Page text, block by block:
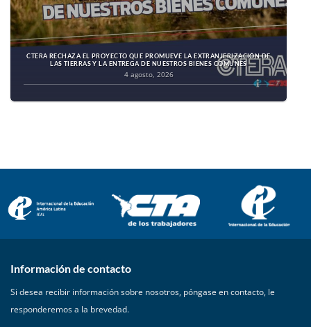
CTERA RECHAZA EL PROYECTO QUE PROMUEVE LA EXTRANJERIZACIÓN DE
LAS TIERRAS Y LA ENTREGA DE NUESTROS BIENES COMUNES
4 agosto, 2026
Información de contacto
Si desea recibir información sobre nosotros, póngase en contacto, le
responderemos a la brevedad.